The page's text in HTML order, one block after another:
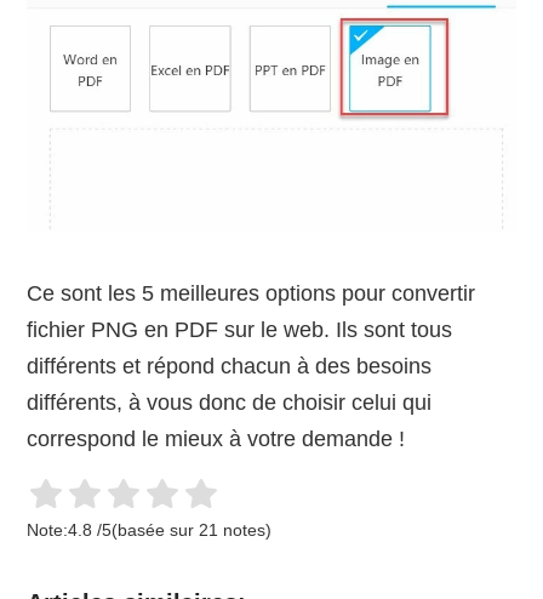
Ce sont les 5 meilleures options pour convertir
fichier PNG en PDF sur le web. Ils sont tous
différents et répond chacun à des besoins
différents, à vous donc de choisir celui qui
correspond le mieux à votre demande !
Note:4.8 /5(basée sur21 notes)